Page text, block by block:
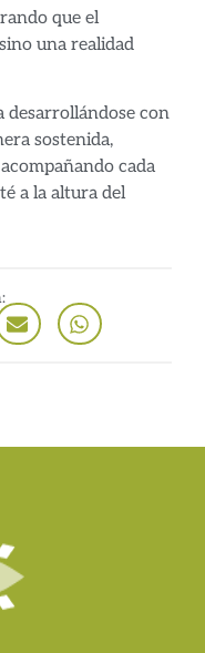
que el
una realidad
desarrollándose con
sostenida,
cada
a la altura del